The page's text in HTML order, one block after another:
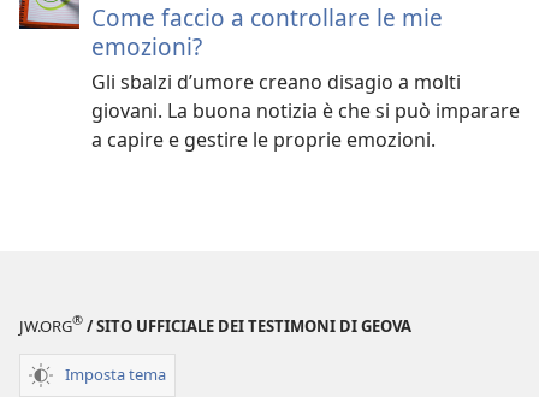
Come faccio a controllare le mie
emozioni?
Gli sbalzi d’umore creano disagio a molti
giovani. La buona notizia è che si può imparare
a capire e gestire le proprie emozioni.
JW.ORG® / SITO UFFICIALE DEI TESTIMONI DI GEOVA
Imposta tema